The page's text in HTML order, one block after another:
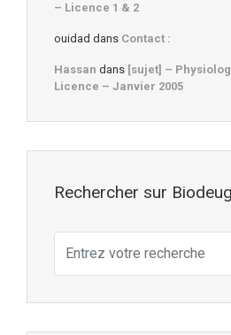
– Licence 1 & 2
ouidad dans Contact :
Hassan dans [sujet] –
Licence – Janvier 2005
Rechercher sur Biodeug